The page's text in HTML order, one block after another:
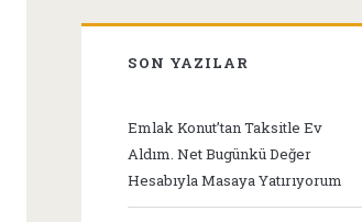
SON YAZILAR
Emlak Konut’tan Taksitle Ev
Aldım. Net Bugünkü Değer
Hesabıyla Masaya Yatırıyorum